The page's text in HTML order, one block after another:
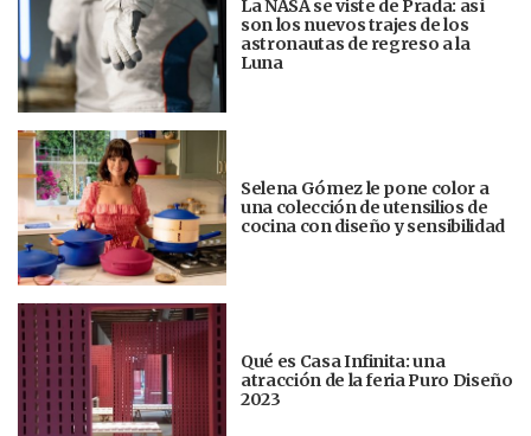
La NASA se viste de Prada: así
son los nuevos trajes de los
astronautas de regreso a la
Luna
Selena Gómez le pone color a
una colección de utensilios de
cocina con diseño y sensibilidad
Qué es Casa Infinita: una
atracción de la feria Puro Diseño
2023